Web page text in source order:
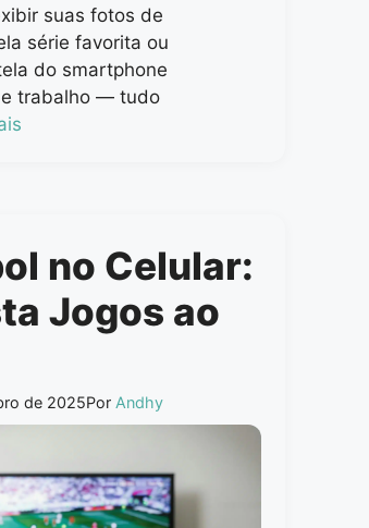
suas fotos de
série favorita ou
do smartphone
trabalho — tudo
no Celular:
Jogos ao
de 2025Por Andhy